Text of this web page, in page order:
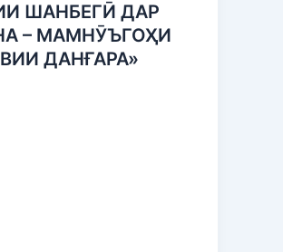
ШАНБЕГӢ ДАР
– МАМНӮЪГОҲИ
ДАНҒАРА»